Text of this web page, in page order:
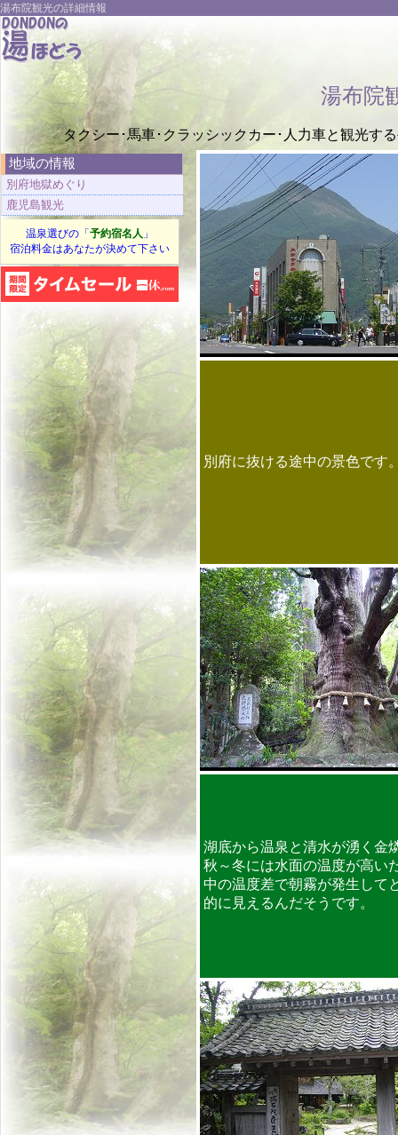
湯布院観光の詳細情報
湯布院
タクシー･馬車･クラッシックカー･人力車と観光す
地域の情報
別府地獄めぐり
鹿児島観光
温泉選びの「 予約宿名人 」
宿泊料金はあなたが決めて下さい
別府に抜ける途中の景色です
湖底から温泉と清水が湧く金
秋～冬には水面の温度が高い
中の温度差で朝霧が発生して
的に見えるんだそうです。